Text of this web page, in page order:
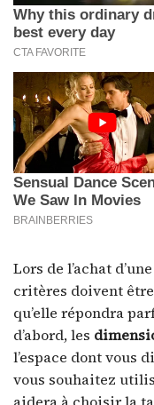
Lors de l’achat
critères doivent
qu’elle répondra
d’abord, les
l’espace dont vous
vous souhaitez